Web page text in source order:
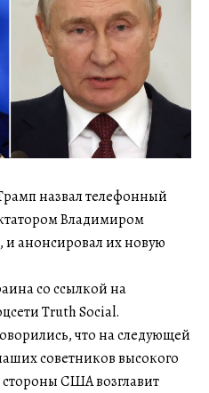
назвал телефонный
Владимиром
анонсировал их новую
со ссылкой на
Truth Social.
что на следующей
советников высокого
стороны США возглавит